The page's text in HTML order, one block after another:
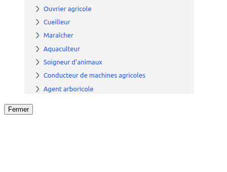
Fermer